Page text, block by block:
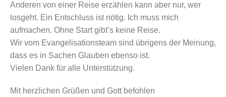
Anderen von einer Reise erzählen kann aber nur, wer
losgeht. Ein Entschluss ist nötig. Ich muss mich
aufmachen. Ohne Start gibt’s keine Reise.
Wir vom Evangelisationsteam sind übrigens der Meinung,
dass es in Sachen Glauben ebenso ist.
Vielen Dank für alle Unterstützung.
Mit herzlichen Grüßen und Gott befohlen